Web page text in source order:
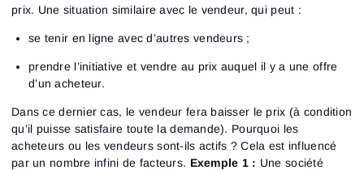
prix. Une situation similaire avec le vendeur, qui peut :
se tenir en ligne avec d’autres vendeurs ;
prendre l’initiative et vendre au prix auquel il y a une offre
d’un acheteur.
Dans ce dernier cas, le vendeur fera baisser le prix (à condition
qu’il puisse satisfaire toute la demande). Pourquoi les
acheteurs ou les vendeurs sont-ils actifs ? Cela est influencé
par un nombre infini de facteurs. Exemple 1 : Une société